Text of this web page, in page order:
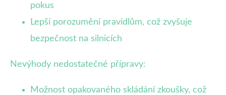
pokus
Lepší porozumění pravidlům, což zvyšuje
bezpečnost na silnicích
Nevýhody nedostatečné přípravy:
Možnost opakovaného skládání zkoušky, což